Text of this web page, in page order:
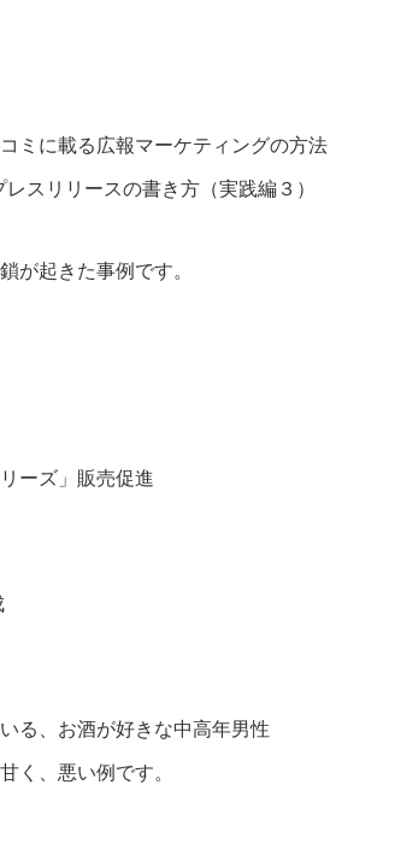
ミに載る広報マーケティングの方法
スリリースの書き方（実践編３）
が起きた事例です。
ーズ」販売促進
る、お酒が好きな中高年男性
、悪い例です。